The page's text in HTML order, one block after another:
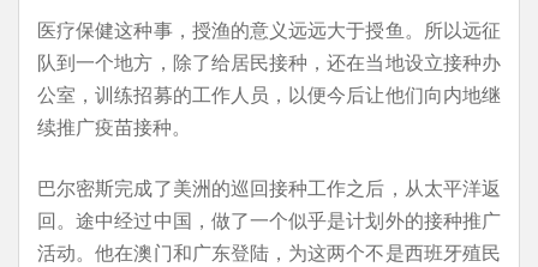
医疗保健这种事，授渔的意义远远大于授鱼。所以远征
队到一个地方，除了给居民接种，还在当地设立接种办
公室，训练招募的工作人员，以便今后让他们向内地继
续推广疫苗接种。
巴尔密斯完成了美洲的巡回接种工作之后，从太平洋返
回。途中经过中国，做了一个似乎是计划外的接种推广
活动。他在澳门和广东登陆，为这两个不是西班牙殖民